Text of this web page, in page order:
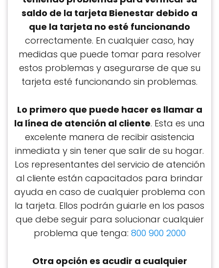
saldo de la tarjeta Bienestar debido a
que la tarjeta no esté funcionando
correctamente. En cualquier caso, hay
medidas que puede tomar para resolver
estos problemas y asegurarse de que su
tarjeta esté funcionando sin problemas.
Lo primero que puede hacer es llamar a
la línea de atención al cliente. Esta es una
excelente manera de recibir asistencia
inmediata y sin tener que salir de su hogar.
Los representantes del servicio de atención
al cliente están capacitados para brindar
ayuda en caso de cualquier problema con
la tarjeta. Ellos podrán guiarle en los pasos
que debe seguir para solucionar cualquier
problema que tenga: 800 900 2000
Otra opción es acudir a cualquier